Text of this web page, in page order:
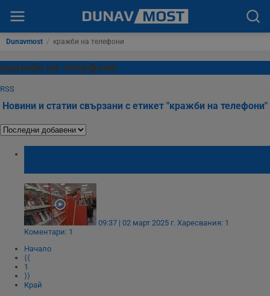
Dunavmost / кражби на телефони
кражби на телефони
RSS
Новини и статии свързани с етикет "кражби на телефони"
09:37 | 02 март 2025 г. Харесвания: 1
Коментари: 1
Начало
⟨⟨
1
⟩⟩
Край